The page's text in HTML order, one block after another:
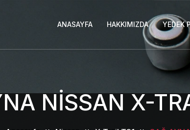
ANASAYFA HAKKIMIZDA YEDEK
NİSSAN X-